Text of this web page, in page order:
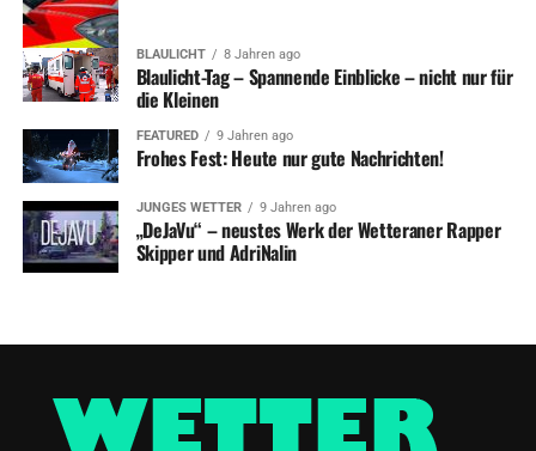
BLAULICHT 8 Jahren ago
Blaulicht-Tag – Spannende Einblicke – nicht nur für
die Kleinen
FEATURED 9 Jahren ago
Frohes Fest: Heute nur gute Nachrichten!
JUNGES WETTER 9 Jahren ago
„DeJaVu“ – neustes Werk der Wetteraner Rapper
Skipper und AdriNalin